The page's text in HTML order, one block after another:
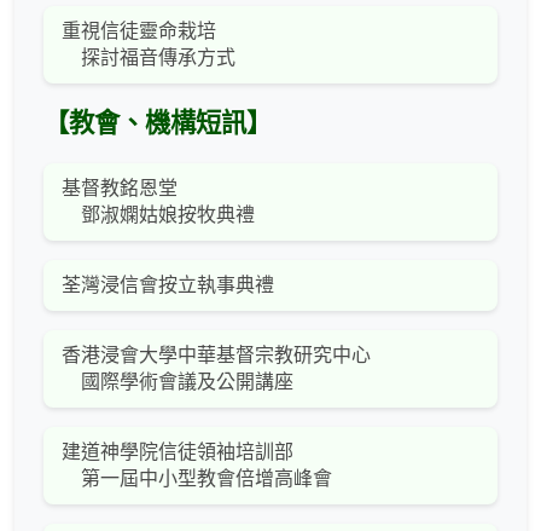
重視信徒靈命栽培
探討福音傳承方式
【教會、機構短訊】
基督教銘恩堂
鄧淑嫻姑娘按牧典禮
荃灣浸信會按立執事典禮
香港浸會大學中華基督宗教研究中心
國際學術會議及公開講座
建道神學院信徒領袖培訓部
第一屆中小型教會倍增高峰會